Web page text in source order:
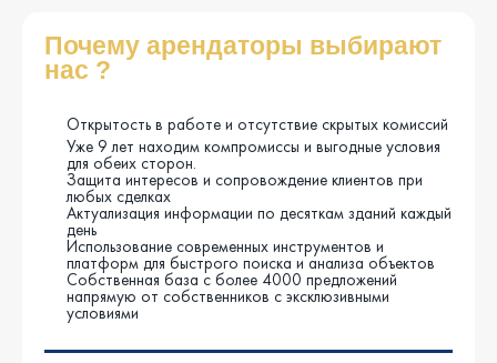
Почему арендаторы выбирают
нас ?
Открытость в работе и отсутствие скрытых комиссий
Уже 9 лет находим компромиссы и выгодные условия
для обеих сторон.
Защита интересов и сопровождение клиентов при
любых сделках
Актуализация информации по десяткам зданий каждый
день
Использование современных инструментов и
платформ для быстрого поиска и анализа объектов
Собственная база с более 4000 предложений
напрямую от собственников с эксклюзивными
условиями